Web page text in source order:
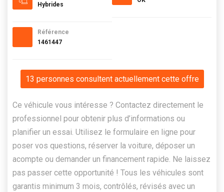
Hybrides
Référence
1461447
13 personnes consultent actuellement cette offre
Ce véhicule vous intéresse ? Contactez directement le
professionnel pour obtenir plus d’informations ou
planifier un essai. Utilisez le formulaire en ligne pour
poser vos questions, réserver la voiture, déposer un
acompte ou demander un financement rapide. Ne laissez
pas passer cette opportunité ! Tous les véhicules sont
garantis minimum 3 mois, contrôlés, révisés avec un